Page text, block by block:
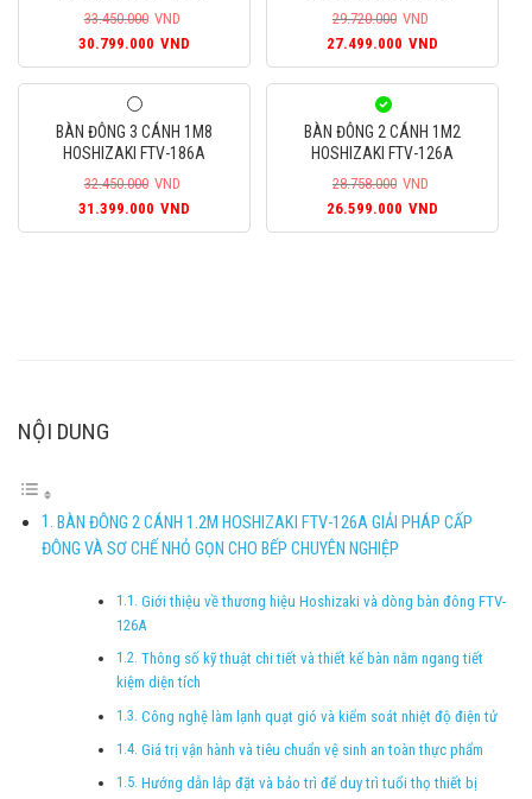
33.450.000 VND
Giá
gốc
33.450.000VND.
30.799.000 VND
hiện
30.799.000VND.
29.720.000 VND
Giá
gốc
29.720.000VND.
27.499.000 VND
hiện
BÀN ĐÔNG 3 CÁNH 1M8
HOSHIZAKI FTV-186A
32.450.000 VND
Giá
gốc
31.399.000 VND
hiện
BÀN ĐÔNG 2 CÁNH 1M2
HOSHIZAKI FTV-126A
28.758.000 VND
Giá
gốc
26.599.000 VND
hiện
NỘI DUNG
BÀN ĐÔNG 2 CÁNH 1.2M HOSHIZAKI FTV-126A GIẢI PHÁP CẤP
ĐÔNG VÀ SƠ CHẾ NHỎ GỌN CHO BẾP CHUYÊN NGHIỆP
Giới thiệu về thương hiệu Hoshizaki và dòng bàn đông FTV-
126A
Thông số kỹ thuật chi tiết và thiết kế bàn nằm ngang tiết
kiệm diện tích
Công nghệ làm lạnh quạt gió và kiểm soát nhiệt độ điện tử
Giá trị vận hành và tiêu chuẩn vệ sinh an toàn thực phẩm
Hướng dẫn lắp đặt và bảo trì để duy trì tuổi thọ thiết bị